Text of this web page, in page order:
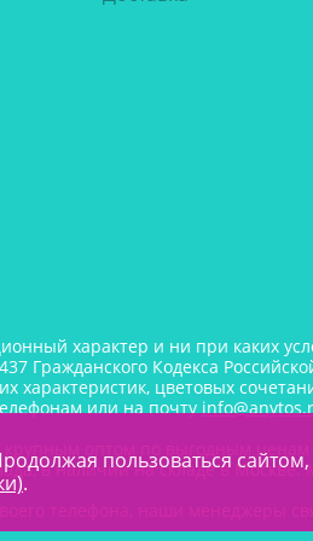
характер и ни при каких
Гражданского Кодекса
характеристик, цветовых
или на почту
оптом по выгодным ценам
в наличии на складе в
телефона, наши менеджеры
пользоваться
.